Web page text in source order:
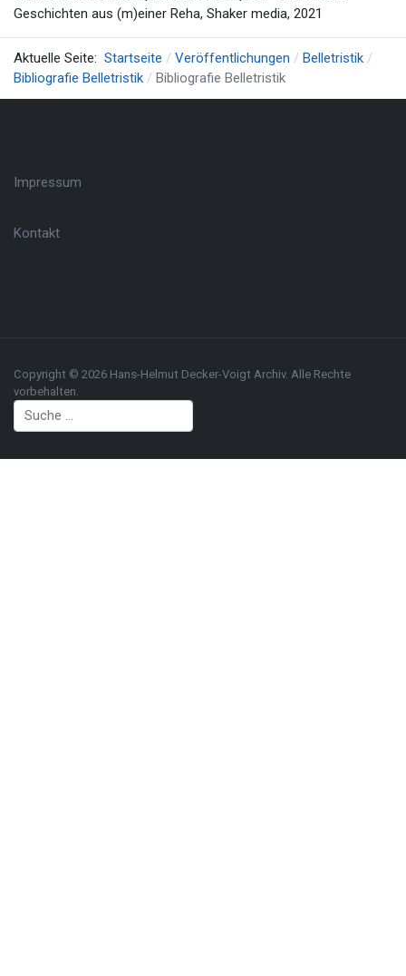
Geschichten aus (m)einer Reha, Shaker media, 2021
Aktuelle Seite: Startseite Veröffentlichungen
Belletristik
Bibliografie Belletristik
Bibliografie Belletristik
Impressum
Kontakt
Copyright © 2026 Hans-Helmut Decker-Voigt Archiv. Alle Rechte
vorbehalten.
Suchen